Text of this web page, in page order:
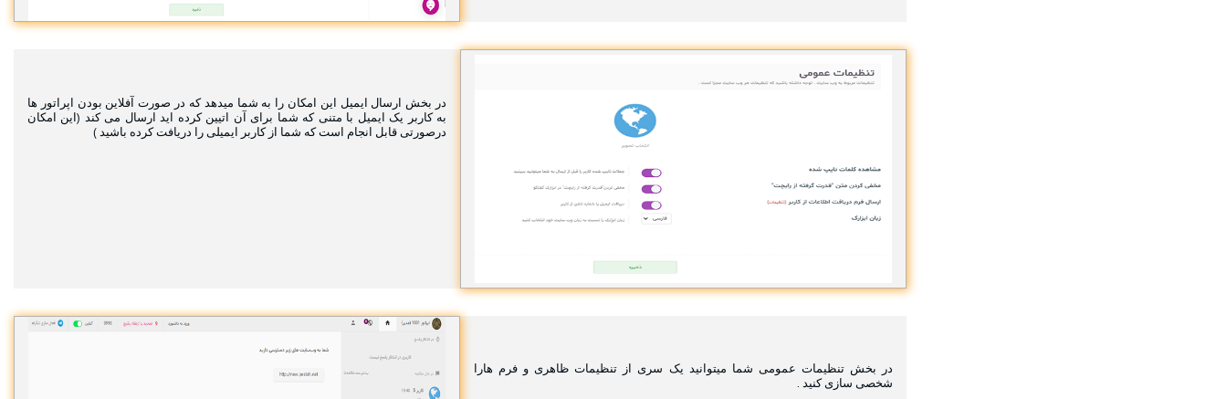
در بخش ارسال ایمیل این امکان را به شما میدهد که در صورت آفلاین بودن اپراتور ها
به کاربر یک ایمیل با متنی که شما برای آن اتیین کرده اید ارسال می کند (این امکان
درصورتی قابل انجام است که شما از کاربر ایمیلی را دریافت کرده باشید )
در بخش تنظیمات عمومی شما میتوانید یک سری از تنظیمات ظاهری و فرم هارا
شخصی سازی کنید .